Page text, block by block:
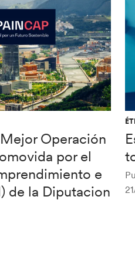
Operación
por el
e
de la Diputacion